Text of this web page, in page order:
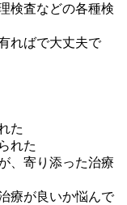
検査などの各種検
ればで大丈夫で
た
れた
、寄り添った治療
療が良いか悩んで